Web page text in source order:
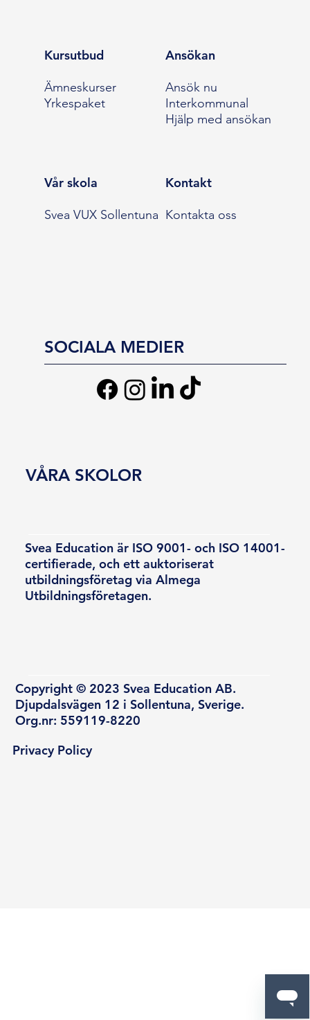
Kursutbud
Ämneskurser
Yrkespaket
Ansökan
Ansök nu
Interkommunal
Hjälp med ansökan
Vår skola
Svea VUX Sollentuna
Kontakt
Kontakta oss
SOCIALA MEDIER
Svea Education är ISO 9001- och ISO 14001-
certifierade, och ett auktoriserat
utbildningsföretag via Almega
Utbildningsföretagen.
Copyright © 2023 Svea Education AB.
Djupdalsvägen 12 i Sollentuna, Sverige.
Org.nr: 559119-8220
VÅRA SKOLOR
Privacy Policy